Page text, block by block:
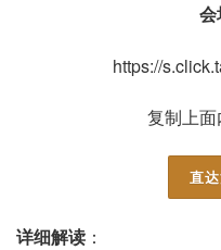
会
https://
复制上
直
详细解读 ：